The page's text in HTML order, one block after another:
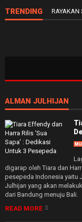
TRENDING RAYAKAN
ALMAN JULHIJAN
digarap oleh Tiara dan
pesepeda Indonesia yaitu
Julhijan yang akan
dari Bandung menuju Bali.
READ MORE